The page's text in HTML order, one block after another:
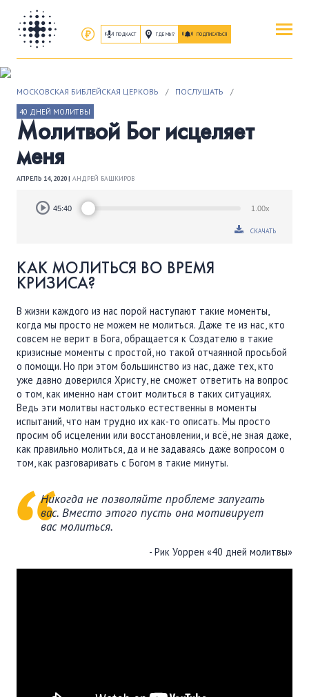
ПОДКАСТ ГДЕ МЫ? ПОДПИСАТЬСЯ
ОБ ИИСУСЕ ХРИСТЕ
ПОСЕТИТЬ
ПРИСОЕДИНИТЬСЯ
ПОСЛУШАТЬ
ЗАПИСИ БОГОСЛУЖЕНИЙ
ПОДДЕРЖАТЬ
ВРЕМЯ |ДЕНЬГИ
МОСКОВСКАЯ БИБЛЕЙСКАЯ ЦЕРКОВЬ / ПОСЛУШАТЬ /
40 ДНЕЙ МОЛИТВЫ
Молитвой Бог исцеляет
меня
АПРЕЛЬ 14, 2020 | АНДРЕЙ БАШКИРОВ
Audio
Player45:40 1.00x
СКАЧАТЬ
КАК МОЛИТЬСЯ ВО ВРЕМЯ
КРИЗИСА?
В жизни каждого из нас порой наступают такие моменты,
когда мы просто не можем не молиться. Даже те из нас, кто
совсем не верит в Бога, обращается к Создателю в такие
кризисные моменты с простой, но такой отчаянной просьбой
о помощи. Но при этом большинство из нас, даже тех, кто
уже давно доверился Христу, не сможет ответить на вопрос
о том, как именно нам стоит молиться в таких ситуациях.
Ведь эти молитвы настолько естественны в моменты
испытаний, что нам трудно их как-то описать. Мы просто
просим об исцелении или восстановлении, и всё, не зная даже,
как правильно молиться, да и не задаваясь даже вопросом о
том, как разговаривать с Богом в такие минуты.
Никогда не позволяйте проблеме запугать
вас. Вместо этого пусть она мотивирует
вас молиться.
- Рик Уоррен «40 дней молитвы»